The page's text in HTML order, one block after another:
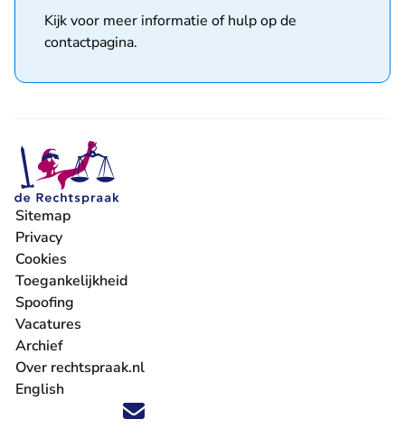
Kijk voor meer informatie of hulp op de
contactpagina.
Volg ons op X (Twitter) - U verlaat Rechtspraak.nl
Volg ons op Facebook - U verlaat Rechtspraak.nl
Volg ons op Instagram - U verlaat Rechtspraak.nl
Volg ons op Youtube - U verlaat Rechtspraak.nl
Volg ons op LinkedIn - U verlaat
'Blijf op de hoogte' nieuwsbrief - U verlaat
Sitemap
Privacy
Cookies
Toegankelijkheid
Spoofing
Vacatures
- U verlaat Rechtspraak.nl
Archief
Over rechtspraak.nl
English